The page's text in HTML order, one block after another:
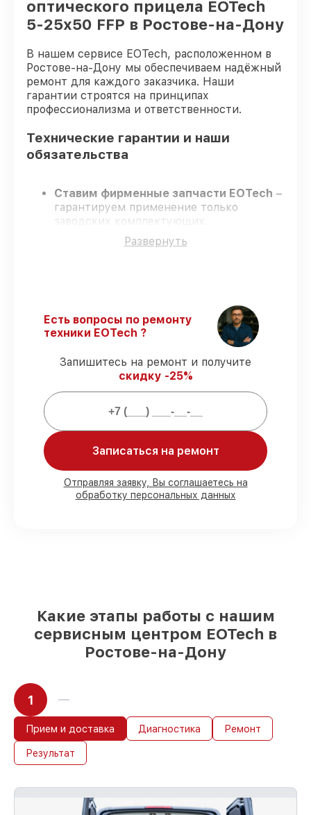
оптического прицела EOTech
5-25x50 FFP в Ростове-на-Дону
В нашем сервисе EOTech, расположенном в
Ростове-на-Дону мы обеспечиваем надёжный
ремонт для каждого заказчика. Наши
гарантии строятся на принципах
профессионализма и ответственности.
Технические гарантии и наши
обязательства
Ставим фирменные запчасти EOTech –
гарантируем применение только
заводских комплектующих.
Опытные инженеры
жёсткий контроль знаний и навыков, что
оптического прицела EOTech 5-25x50
FFP в оговоренные сроки.
Поддержка после ремонта – все
гарантийной поддержкой до 3 лет.
Мы гарантируем:
присутствии
90%
комплектующих EOTech готовы к
установке в Ростове-на-Дону, остальные
поступают оперативно
Развернуть
Есть вопросы по ремонту
техники EOTech ?
Запишитесь на ремонт и получите
скидку -25%
Записаться на ремонт
Отправляя заявку, Вы соглашаетесь на
обработку персональных данных
Какие этапы работы с нашим
сервисным центром EOTech в
Ростове-на-Дону
1
Прием и доставка Диагностика Ремонт
Результат